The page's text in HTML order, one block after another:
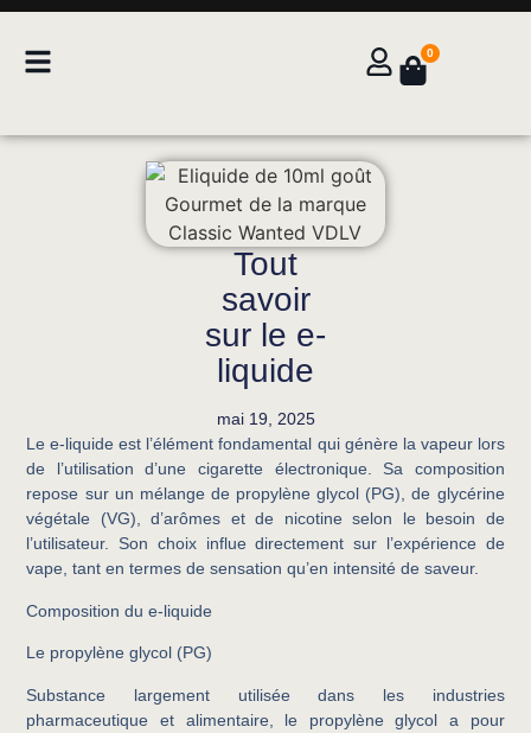
0
Tout
savoir
sur le e-
liquide
mai 19, 2025
Le e-liquide est l’élément fondamental qui génère la vapeur lors
de l’utilisation d’une cigarette électronique. Sa composition
repose sur un mélange de propylène glycol (PG), de glycérine
végétale (VG), d’arômes et de nicotine selon le besoin de
l’utilisateur. Son choix influe directement sur l’expérience de
vape, tant en termes de sensation qu’en intensité de saveur.
Composition du e-liquide
Le propylène glycol (PG)
Substance largement utilisée dans les industries
pharmaceutique et alimentaire, le propylène glycol a pour